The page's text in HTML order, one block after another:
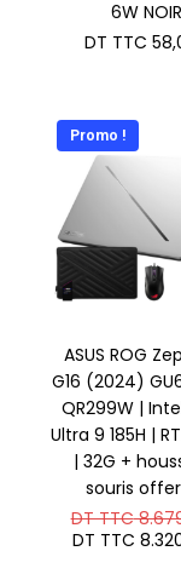
6W NOIR
DT TTC
Promo !
ASUS ROG
G16 (2024)
QR299W |
Ultra 9 185H |
| 32G +
souris
DT TTC
DT TTC